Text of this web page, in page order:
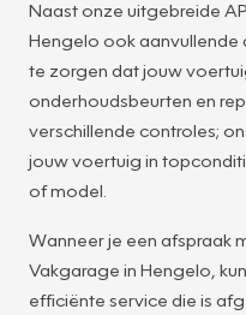
Naast onze uitgebreide
Hengelo ook aanvullende
te zorgen dat jouw
onderhoudsbeurten en
verschillende controles;
jouw voertuig in
of model.
Wanneer je een afspraak
Vakgarage in Hengelo,
efficiënte service die is